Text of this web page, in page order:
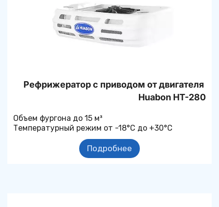
Рефрижератор с приводом от двигателя
Huabon HT-280
Объем фургона до 15 м³
Температурный режим от -18°С до +30°С
Подробнее